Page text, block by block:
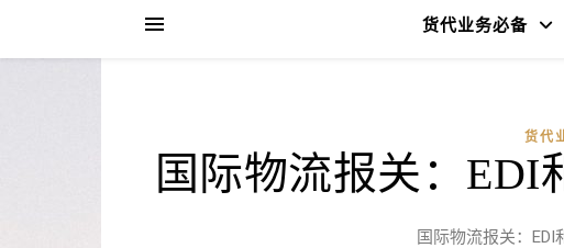
货代业务必备
货代
国际物流报关：EDI
国际物流报关：EDI